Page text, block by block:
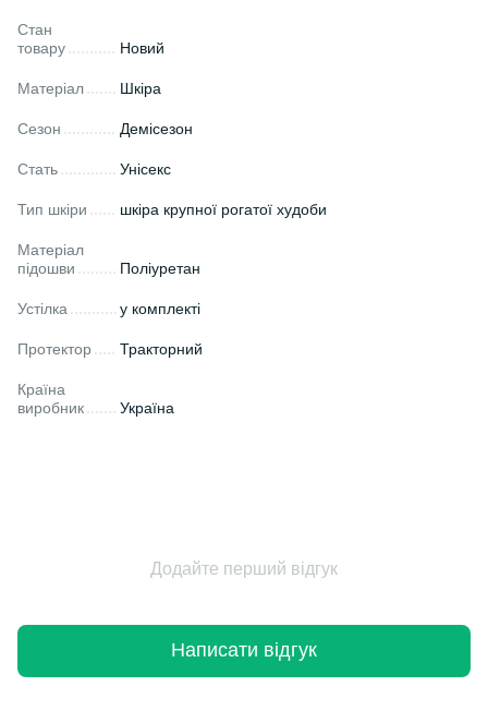
Стан
товару
Новий
Матеріал Шкіра
Сезон Демісезон
Стать Унісекс
Тип шкіри шкіра крупної рогатої худоби
Матеріал
підошви
Поліуретан
Устілка у комплекті
Протектор Тракторний
Країна
виробник
Україна
Додайте перший відгук
Написати відгук